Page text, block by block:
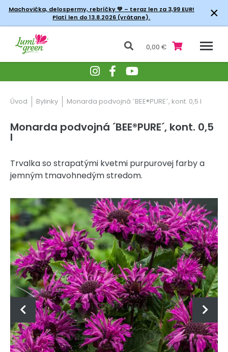
Machovička, delospermy, rebríčky💚 – teraz len za 3,99 EUR!
Platí len do 13.8.2026 (vrátane).
×
0,00 €
Úvod Bylinky Monarda podvojná ´BEE®PURE´, kont. 0,5 l
Monarda podvojná ´BEE®PURE´, kont. 0,5
l
Trvalka so strapatými kvetmi purpurovej farby a
jemným tmavohnedým stredom.